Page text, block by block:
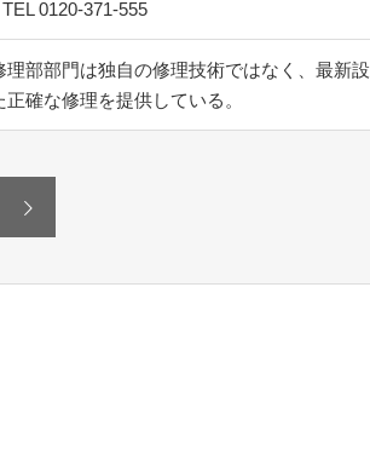
0120-371-555
部部門は独自の修理技術ではなく、最新設
確な修理を提供している。